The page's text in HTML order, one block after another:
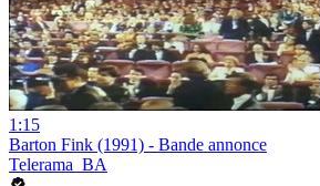
1:15
Barton Fink (1991) - Bande annonce
Telerama_BA